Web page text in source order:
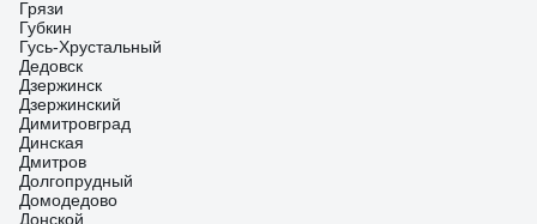
Грязи
Губкин
Гусь-Хрустальный
Дедовск
Дзержинск
Дзержинский
Димитровград
Динская
Дмитров
Долгопрудный
Домодедово
Донской